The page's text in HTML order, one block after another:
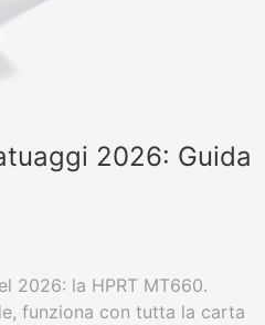
2026: Guida
2026: la HPRT MT660.
funziona con tutta la carta